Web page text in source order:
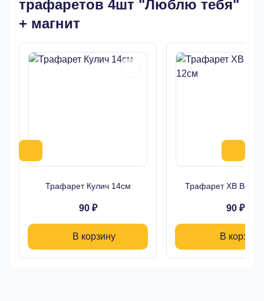
трафаретов 4шт "Люблю тебя"
+ магнит
Трафарет Кулич 14см
90 ₽
В корзину
Трафарет ХВ
90 ₽
В корзину